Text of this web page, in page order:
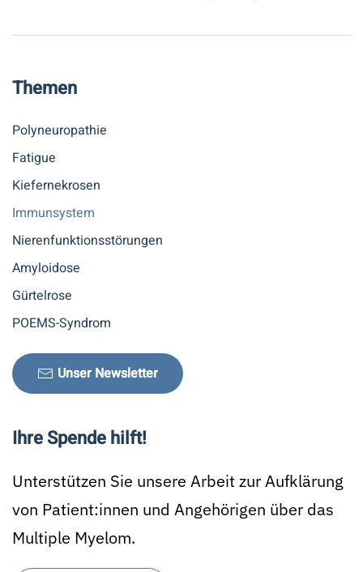
Themen
Polyneuropathie
Fatigue
Kiefernekrosen
Immunsystem
Nierenfunktionsstörungen
Amyloidose
Gürtelrose
POEMS-Syndrom
Unser Newsletter
Ihre Spende hilft!
Unterstützen Sie unsere Arbeit zur Aufklärung
von Patient:innen und Angehörigen über das
Multiple Myelom.